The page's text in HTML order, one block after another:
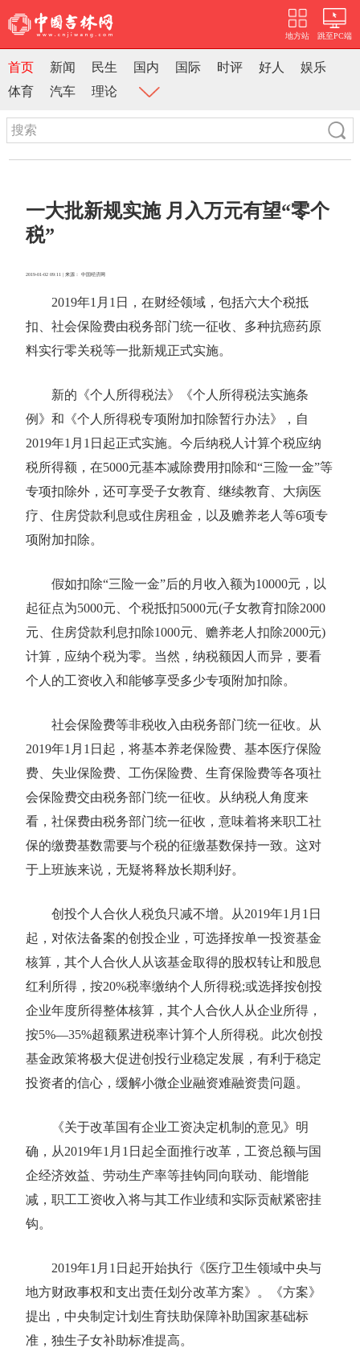
地方站 跳至PC端
首页 新闻 民生 国内 国际 时评 好人
娱乐
体育
汽车 理论
一大批新规实施 月入万元有望“零个
税”
2019-01-02 09:11 | 来源： 中国经济网
2019年1月1日，在财经领域，包括六大个税抵
扣、社会保险费由税务部门统一征收、多种抗癌药原
料实行零关税等一批新规正式实施。
新的《个人所得税法》《个人所得税法实施条
例》和《个人所得税专项附加扣除暂行办法》，自
2019年1月1日起正式实施。今后纳税人计算个税应纳
税所得额，在5000元基本减除费用扣除和“三险一金”等
专项扣除外，还可享受子女教育、继续教育、大病医
疗、住房贷款利息或住房租金，以及赡养老人等6项专
项附加扣除。
假如扣除“三险一金”后的月收入额为10000元，以
起征点为5000元、个税抵扣5000元(子女教育扣除2000
元、住房贷款利息扣除1000元、赡养老人扣除2000元)
计算，应纳个税为零。当然，纳税额因人而异，要看
个人的工资收入和能够享受多少专项附加扣除。
社会保险费等非税收入由税务部门统一征收。从
2019年1月1日起，将基本养老保险费、基本医疗保险
费、失业保险费、工伤保险费、生育保险费等各项社
会保险费交由税务部门统一征收。从纳税人角度来
看，社保费由税务部门统一征收，意味着将来职工社
保的缴费基数需要与个税的征缴基数保持一致。这对
于上班族来说，无疑将释放长期利好。
创投个人合伙人税负只减不增。从2019年1月1日
起，对依法备案的创投企业，可选择按单一投资基金
核算，其个人合伙人从该基金取得的股权转让和股息
红利所得，按20%税率缴纳个人所得税;或选择按创投
企业年度所得整体核算，其个人合伙人从企业所得，
按5%—35%超额累进税率计算个人所得税。此次创投
基金政策将极大促进创投行业稳定发展，有利于稳定
投资者的信心，缓解小微企业融资难融资贵问题。
《关于改革国有企业工资决定机制的意见》明
确，从2019年1月1日起全面推行改革，工资总额与国
企经济效益、劳动生产率等挂钩同向联动、能增能
减，职工工资收入将与其工作业绩和实际贡献紧密挂
钩。
2019年1月1日起开始执行《医疗卫生领域中央与
地方财政事权和支出责任划分改革方案》。《方案》
提出，中央制定计划生育扶助保障补助国家基础标
准，独生子女补助标准提高。